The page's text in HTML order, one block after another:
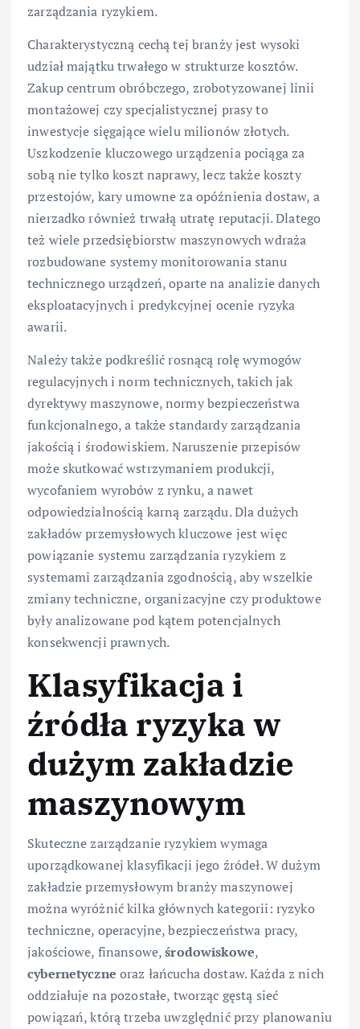
zarządzania ryzykiem.
Charakterystyczną cechą tej branży jest wysoki
udział majątku trwałego w strukturze kosztów.
Zakup centrum obróbczego, zrobotyzowanej linii
montażowej czy specjalistycznej prasy to
inwestycje sięgające wielu milionów złotych.
Uszkodzenie kluczowego urządzenia pociąga za
sobą nie tylko koszt naprawy, lecz także koszty
przestojów, kary umowne za opóźnienia dostaw, a
nierzadko również trwałą utratę reputacji. Dlatego
też wiele przedsiębiorstw maszynowych wdraża
rozbudowane systemy monitorowania stanu
technicznego urządzeń, oparte na analizie danych
eksploatacyjnych i predykcyjnej ocenie ryzyka
awarii.
Należy także podkreślić rosnącą rolę wymogów
regulacyjnych i norm technicznych, takich jak
dyrektywy maszynowe, normy bezpieczeństwa
funkcjonalnego, a także standardy zarządzania
jakością i środowiskiem. Naruszenie przepisów
może skutkować wstrzymaniem produkcji,
wycofaniem wyrobów z rynku, a nawet
odpowiedzialnością karną zarządu. Dla dużych
zakładów przemysłowych kluczowe jest więc
powiązanie systemu zarządzania ryzykiem z
systemami zarządzania zgodnością, aby wszelkie
zmiany techniczne, organizacyjne czy produktowe
były analizowane pod kątem potencjalnych
konsekwencji prawnych.
Klasyfikacja i
źródła ryzyka w
dużym zakładzie
maszynowym
Skuteczne zarządzanie ryzykiem wymaga
uporządkowanej klasyfikacji jego źródeł. W dużym
zakładzie przemysłowym branży maszynowej
można wyróżnić kilka głównych kategorii: ryzyko
techniczne, operacyjne, bezpieczeństwa pracy,
jakościowe, finansowe,środowiskowe,
cybernetyczne oraz łańcucha dostaw. Każda z nich
oddziałuje na pozostałe, tworząc gęstą sieć
powiązań, którą trzeba uwzględnić przy planowaniu